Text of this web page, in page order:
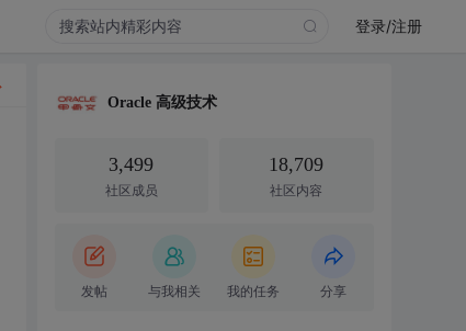
登录/注册
Oracle 高级技术
3,499
社区成员
18,709
社区内容
发帖 与我相关 我的任务 分享